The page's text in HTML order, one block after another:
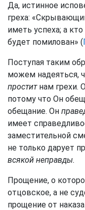
Да, истинное
греха:
иметь успеха; а
будет помилован» (
Поступая таким
можем надеяться,
проститнам грехи.
потому что Он
обещание. Он
имеет
заместительной
не только дарует
всякой неправды.
Прощение, о
отцовское, а не
прощение от